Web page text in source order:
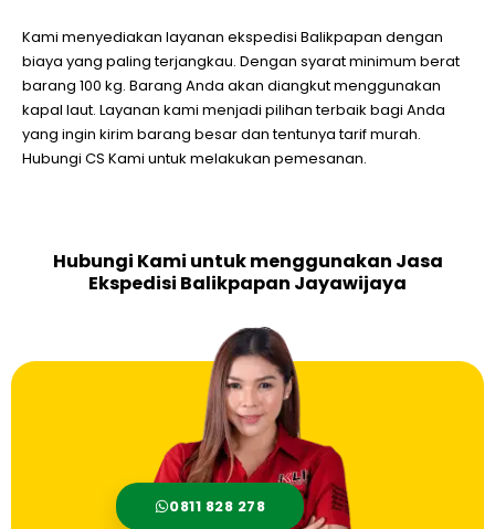
Kami menyediakan layanan ekspedisi Balikpapan dengan
biaya yang paling terjangkau. Dengan syarat minimum berat
barang 100 kg. Barang Anda akan diangkut menggunakan
kapal laut. Layanan kami menjadi pilihan terbaik bagi Anda
yang ingin kirim barang besar dan tentunya tarif murah.
Hubungi CS Kami untuk melakukan pemesanan.
Hubungi Kami untuk menggunakan Jasa
Ekspedisi Balikpapan Jayawijaya
0811 828 278